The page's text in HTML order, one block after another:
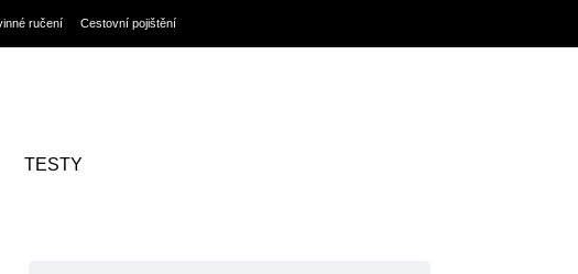
ručení Cestovní pojištění
TESTY